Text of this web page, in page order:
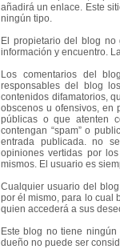
añadirá un enlace. Este
ningún tipo.
El propietario del blog
información y encuentro.
Los comentarios del
responsables del blog
contenidos difamatorios,
obscenos u ofensivos, en
públicas o que atenten
contengan “spam” o
entrada publicada. no
opiniones vertidas por
mismos. El usuario es
Cualquier usuario del
por él mismo, para lo cual
quien accederá a sus
Este blog no tiene
dueño no puede ser